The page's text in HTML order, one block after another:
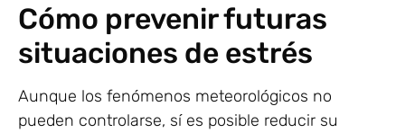
Cómo prevenir futuras
situaciones de estrés
Aunque los fenómenos meteorológicos no
pueden controlarse, sí es posible reducir su